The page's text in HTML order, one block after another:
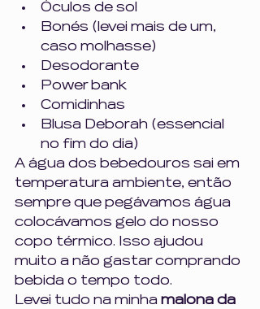
Óculos de sol
Bonés (levei mais de um,
caso molhasse)
Desodorante
Power bank
Comidinhas
Blusa Deborah (essencial
no fim do dia)
A água dos bebedouros sai em
temperatura ambiente, então
sempre que pegávamos água
colocávamos gelo do nosso
copo térmico. Isso ajudou
muito a não gastar comprando
bebida o tempo todo.
Levei tudo na minha malona da